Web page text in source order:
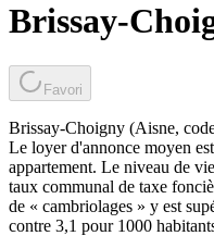
Brissay-
Favori
Brissay-Choigny (Aisne,
Le loyer d'annonce moyen
appartement. Le niveau de
taux communal de taxe
de « cambriolages » y est
contre 3,1 pour 1000